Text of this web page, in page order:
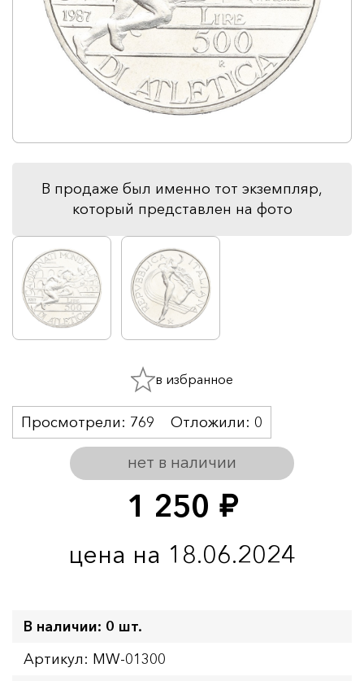
В продаже был именно тот экземпляр,
который представлен на фото
1 250 руб.
цена на 18.06.2024
нет в наличии
Просмотрели: 769 Отложили: 0
в избранное
В наличии: 0 шт.
Артикул: MW-01300